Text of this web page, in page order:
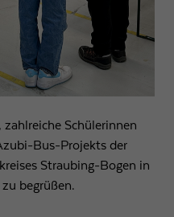
Schülerinnen
Bus-Projekts der
Straubing-Bogen in
begrüßen.